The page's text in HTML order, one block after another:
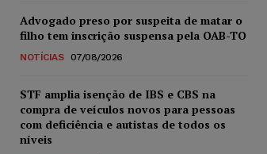
Advogado preso por suspeita de matar o
filho tem inscrição suspensa pela OAB-TO
NOTÍCIAS 07/08/2026
STF amplia isenção de IBS e CBS na
compra de veículos novos para pessoas
com deficiência e autistas de todos os
níveis